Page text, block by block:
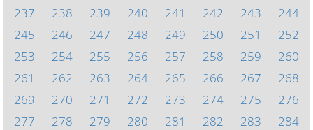
237
238 239 240 241 242 243
244
245
246 247 248 249 250 251
252
253
254 255 256 257 258 259
260
261
262 263 264 265 266 267
268
269
270 271 272 273 274 275
276
277
278 279 280 281 282 283
284